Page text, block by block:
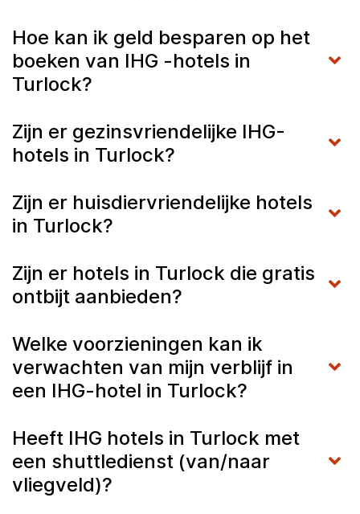
Hoe kan ik geld besparen op het
boeken van IHG -hotels in
Turlock?
Zijn er gezinsvriendelijke IHG-
hotels in Turlock?
Zijn er huisdiervriendelijke hotels
in Turlock?
Zijn er hotels in Turlock die gratis
ontbijt aanbieden?
Welke voorzieningen kan ik
verwachten van mijn verblijf in
een IHG-hotel in Turlock?
Heeft IHG hotels in Turlock met
een shuttledienst (van/naar
vliegveld)?